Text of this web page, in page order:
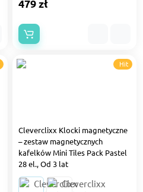
479 zł
Hit
Cleverclixx Klocki magnetyczne
– zestaw magnetycznych
kafelków Mini Tiles Pack Pastel
28 el., Od 3 lat